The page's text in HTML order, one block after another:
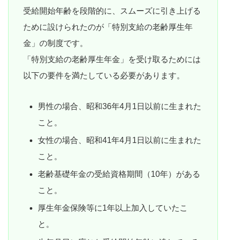
受給開始年齢を段階的に、スムーズに引き上げる
ために設けられたのが「特別支給の老齢厚生年
金」の制度です。
「特別支給の老齢厚生年金」を受け取るためには
以下の要件を満たしている必要があります。
男性の場合、昭和36年4月1日以前に生まれた
こと。
女性の場合、昭和41年4月1日以前に生まれた
こと。
老齢基礎年金の受給資格期間（10年）がある
こと。
厚生年金保険等に1年以上加入していたこ
と。